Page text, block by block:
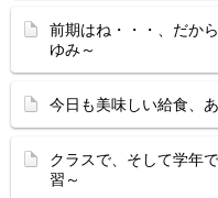
前期はね・・・、だか
ゆみ～
今日も美味しい給食、
クラスで、そして学
習～